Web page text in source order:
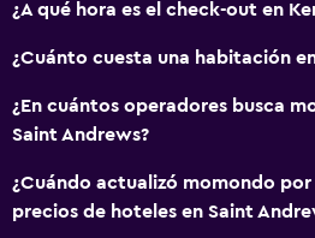
Ascensor disponible
Plantas superiores accesibles por
Comedor
Bar/lounge
¿A qué hora es el check-out en
¿Cuánto cuesta una habitación
¿En cuántos operadores busca
Saint Andrews?
¿Cuándo actualizó momondo
precios de hoteles en Saint